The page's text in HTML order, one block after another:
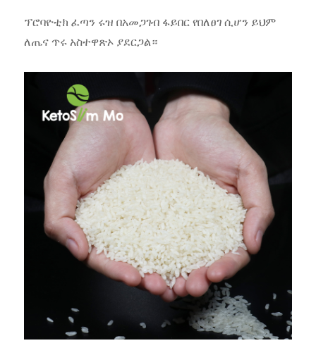
ፕሮባዮቲክ ፈጣን ሩዝ በአመጋገብ ፋይበር የበለፀገ ሲሆን ይህም
ለጤና ጥሩ አስተዋጽኦ ያደርጋል።